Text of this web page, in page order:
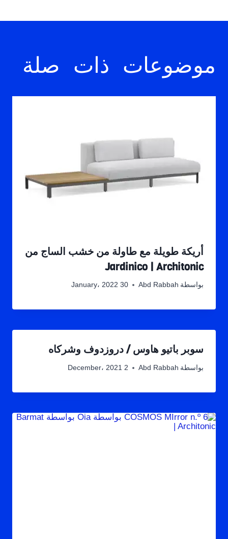
موضوعات ذات صلة
أريكة طويلة مع طاولة من خشب الساج من
Jardinico | Architonic
بواسطة Abd Rabbah 30 January، 2022
سوبر باتيو هاوس / دروزدوف وشركاه
بواسطة Abd Rabbah 2 December، 2021